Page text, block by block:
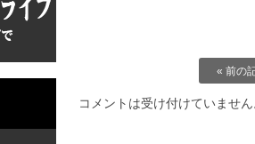
« 前の
コメントは受け付けていませ